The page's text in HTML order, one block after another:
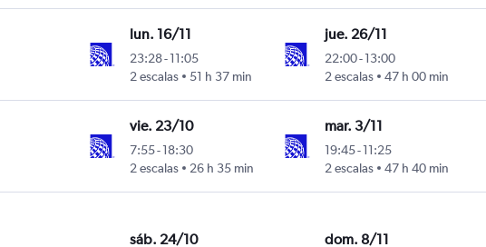
de Johannesburgo-Oliver Reginald Tambo
lun. 16/11
23:28-11:05
2 escalas
51 h 37 min
jue. 26/11
22:00-13:00
2 escalas
47 h 00 min
de Johannesburgo-Oliver Reginald Tambo
vie. 23/10
7:55-18:30
2 escalas
26 h 35 min
mar. 3/11
19:45-11:25
2 escalas
47 h 40 min
sáb. 24/10 dom. 8/11